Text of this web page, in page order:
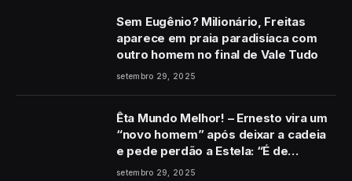
Sem Eugênio? Milionário, Freitas
aparece em praia paradisíaca com
outro homem no final de Vale Tudo
setembro 29, 2025
Êta Mundo Melhor! – Ernesto vira um
“novo homem” após deixar a cadeia
e pede perdão a Estela: “É de
coração”
setembro 29, 2025